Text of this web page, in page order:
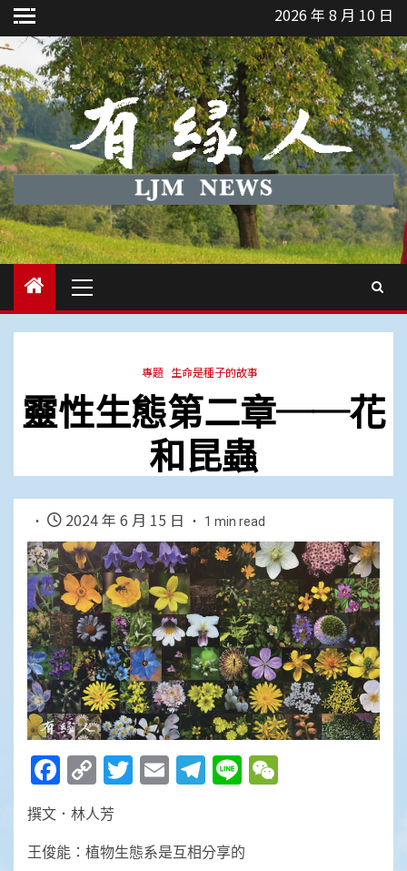
Skip
to
content
2026 年 8 月 10 日
Menu
專題 生命是種子的故事
靈性生態第二章──花
和昆蟲
2024 年 6 月 15 日 1 min read
Facebook
Copy
Link
Twitter
EmailTelegram
Line
撰文．林人芳
王俊能：植物生態系是互相分享的